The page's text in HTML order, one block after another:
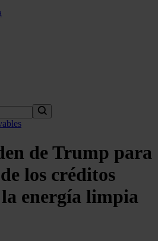
de Trump para
los créditos
energía limpia